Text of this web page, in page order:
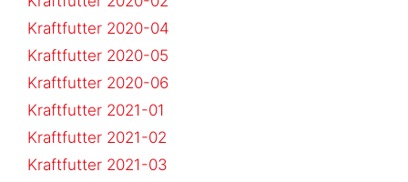
Kraftfutter 2020-04
Kraftfutter 2020-05
Kraftfutter 2020-06
Kraftfutter 2021-01
Kraftfutter 2021-02
Kraftfutter 2021-03